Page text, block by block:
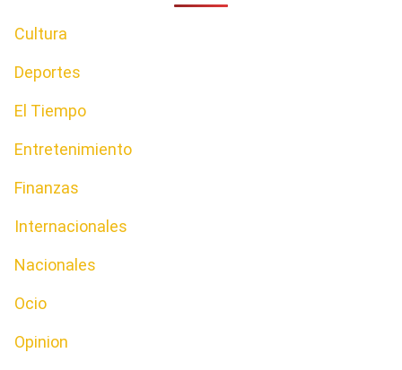
Cultura
Deportes
El Tiempo
Entretenimiento
Finanzas
Internacionales
Nacionales
Ocio
Opinion